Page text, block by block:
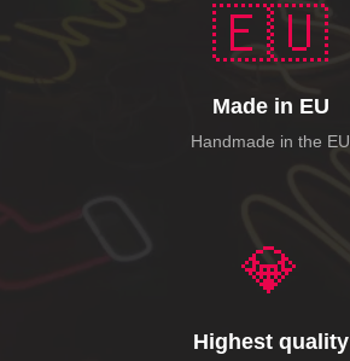
🇪🇺
Made in EU
Handmade in the EU
💎
Highest quality